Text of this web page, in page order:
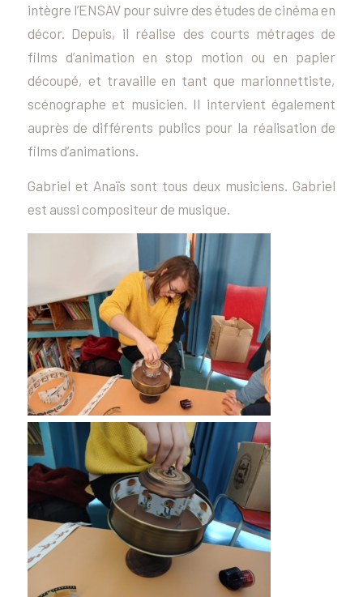
intègre l’ENSAV pour suivre des études de cinéma en
décor. Depuis, il réalise des courts métrages de
films d’animation en stop motion ou en papier
découpé, et travaille en tant que marionnettiste,
scénographe et musicien. Il intervient également
auprès de différents publics pour la réalisation de
films d’animations.
Gabriel et Anaïs sont tous deux musiciens. Gabriel
est aussi compositeur de musique.